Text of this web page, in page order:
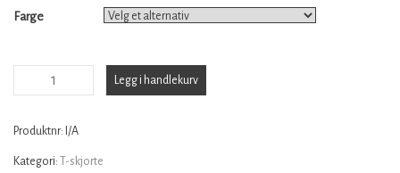
Farge
Smidig
type
Legg i handlekurv
Produktnr: I/A
Kategori: T-skjorte